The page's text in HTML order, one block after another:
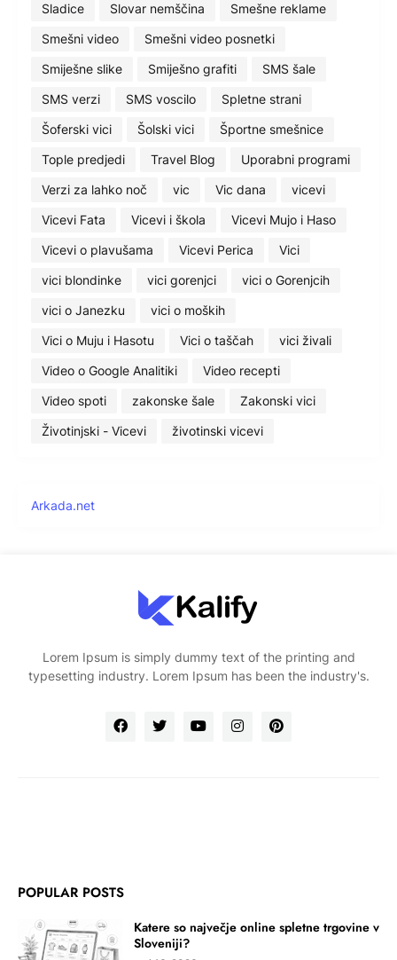
Sladice
Slovar nemščina
Smešne reklame
Smešni video
Smešni video posnetki
Smiješne slike
Smiješno grafiti
SMS šale
SMS verzi
SMS voscilo
Spletne strani
Šoferski vici
Šolski vici
Športne smešnice
Tople predjedi
Travel Blog
Uporabni programi
Verzi za lahko noč
vic Vic dana
vicevi
Vicevi Fata
Vicevi i škola
Vicevi Mujo i Haso
Vicevi o plavušama
Vicevi Perica
Vici
vici blondinke
vici gorenjci
vici o Gorenjcih
vici o Janezku
vici o moških
Vici o Muju i Hasotu
Vici o taščah
vici živali
Video o Google Analitiki
Video recepti
Video spoti
zakonske šale
Zakonski vici
Životinjski - Vicevi
životinski vicevi
Arkada.net
Lorem Ipsum is simply dummy text of the printing and
typesetting industry. Lorem Ipsum has been the industry's.
POPULAR POSTS
Katere so največje online spletne trgovine v
Sloveniji?